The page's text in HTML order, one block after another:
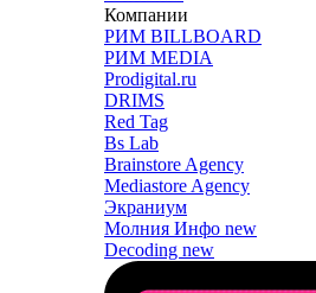
Компании
РИМ BILLBOARD
РИМ MEDIA
Prodigital.ru
DRIMS
Red Tag
Bs Lab
Brainstore Agency
Mediastore Agency
Экраниум
Молния Инфо new
Decoding new